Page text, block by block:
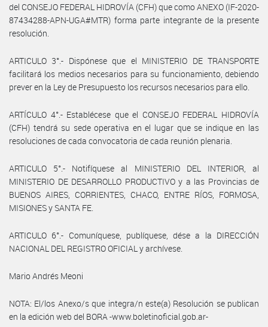
del CONSEJO FEDERAL HIDROVÍA (CFH) que como ANEXO (IF-2020-
87434288-APN-UGA#MTR) forma parte integrante de la presente
resolución.
ARTICULO 3°.- Dispónese que el MINISTERIO DE TRANSPORTE
facilitará los medios necesarios para su funcionamiento, debiendo
prever en la Ley de Presupuesto los recursos necesarios para ello.
ARTÍCULO 4°.- Establécese que el CONSEJO FEDERAL HIDROVÍA
(CFH) tendrá su sede operativa en el lugar que se indique en las
resoluciones de cada convocatoria de cada reunión plenaria.
ARTICULO 5°.- Notifíquese al MINISTERIO DEL INTERIOR, al
MINISTERIO DE DESARROLLO PRODUCTIVO y a las Provincias de
BUENOS AIRES, CORRIENTES, CHACO, ENTRE RÍOS, FORMOSA,
MISIONES y SANTA FE.
ARTICULO 6°.- Comuníquese, publíquese, dése a la DIRECCIÓN
NACIONAL DEL REGISTRO OFICIAL y archívese.
Mario Andrés Meoni
NOTA: El/los Anexo/s que integra/n este(a) Resolución se publican
en la edición web del BORA -www.boletinoficial.gob.ar-